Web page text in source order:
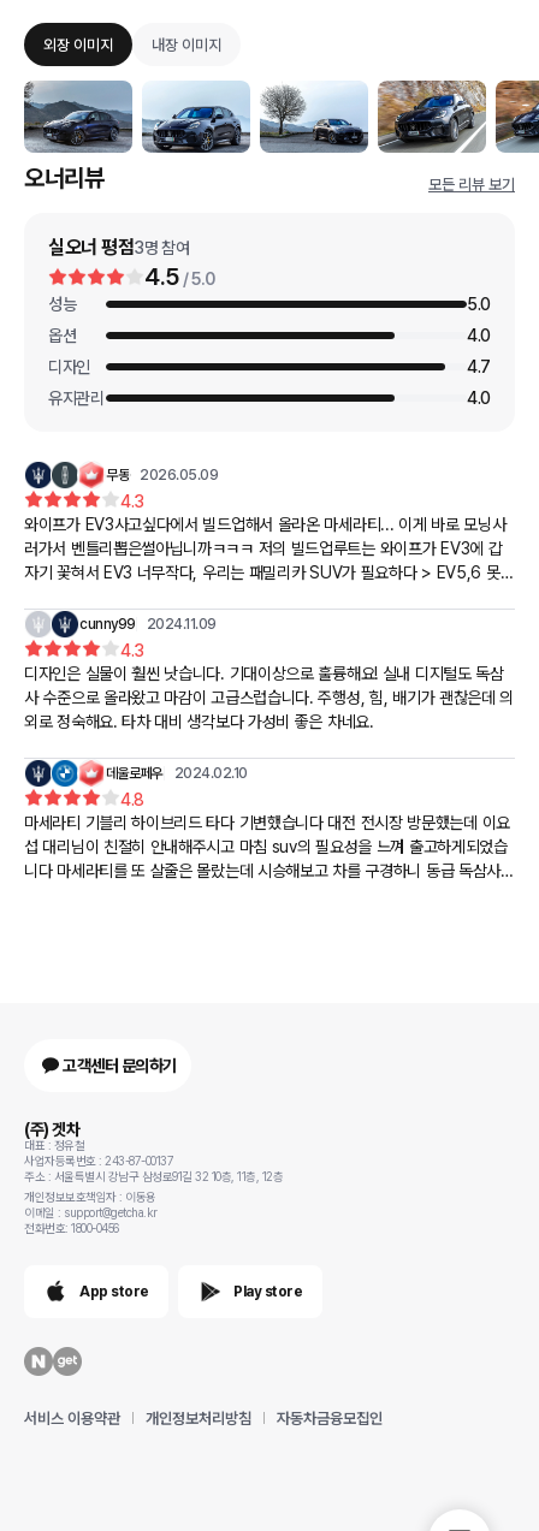
외장 이미지 내장 이미지
오너리뷰 모든 리뷰 보기
실오너 평점3명 참여
4.5 / 5.0
성능
5.0
옵션
4.0
디자인
4.7
유지관리
4.0
무동 2026.05.09
4.3
와이프가 EV3사고싶다에서 빌드업해서 올라온 마세라티... 이게 바로 모닝사
러가서 벤틀리뽑은썰아닙니까ㅋㅋㅋ 저의 빌드업루트는 와이프가 EV3에 갑
자기 꽃혀서 EV3 너무작다, 우리는 패밀리카 SUV가 필요하다 > EV5,6 못생
와 빵댕이에 꽃혀서 예.. 거의 확정될뻔하다가 와이프가 갑자기 차가작다고 느
낌(?) > 링컨 노틸러스 실내 웅장하고 예쁘다 근데 차가 너무크다+가솔린 세
금,유류비 부담 > 다시 EGV70로 와서 마음에 들긴하는데 사이즈에 비해 비
싼가격.. 풀옵이 9000 (보조금 300전후) > 그럴거면 마세라티 하나뽑을까
라고 던졌다가 물어버렸습니다.. 최종적으로 고민했던 차량 3개의 보험비도 전
cunny99 2024.11.09
4.3
디자인은 실물이 훨씬 낫습니다. 기대이상으로 훌륭해요! 실내 디지털도 독삼
사 수준으로 올라왔고 마감이 고급스럽습니다. 주행성, 힘, 배기가 괜찮은데 의
외로 정숙해요. 타차 대비 생각보다 가성비 좋은 차네요.
데울로페우 2024.02.10
4.8
마세라티 기블리 하이브리드 타다 기변했습니다 대전 전시장 방문했는데 이요
섭 대리님이 친절히 안내해주시고 마침 suv의 필요성을 느껴 출고하게되었습
니다 마세라티를 또 살줄은 몰랐는데 시승해보고 차를 구경하니 동급 독삼사
고객센터 문의하기
(주) 겟차
대표 : 정유철
사업자등록번호 : 243-87-00137
주소 : 서울특별시 강남구 삼성로91길 32 10층, 11층, 12층
개인정보보호책임자 : 이동용
이메일 : support@getcha.kr
전화번호: 1800-0456
App store Play store
서비스 이용약관 개인정보처리방침 자동차금융모집인